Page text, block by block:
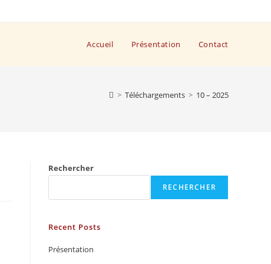
Accueil Présentation Contact
> Téléchargements > 10 – 2025
Rechercher
RECHERCHER
Recent Posts
Présentation